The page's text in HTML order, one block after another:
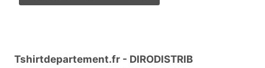
Tshirtdepartement.fr - DIRODISTRIB